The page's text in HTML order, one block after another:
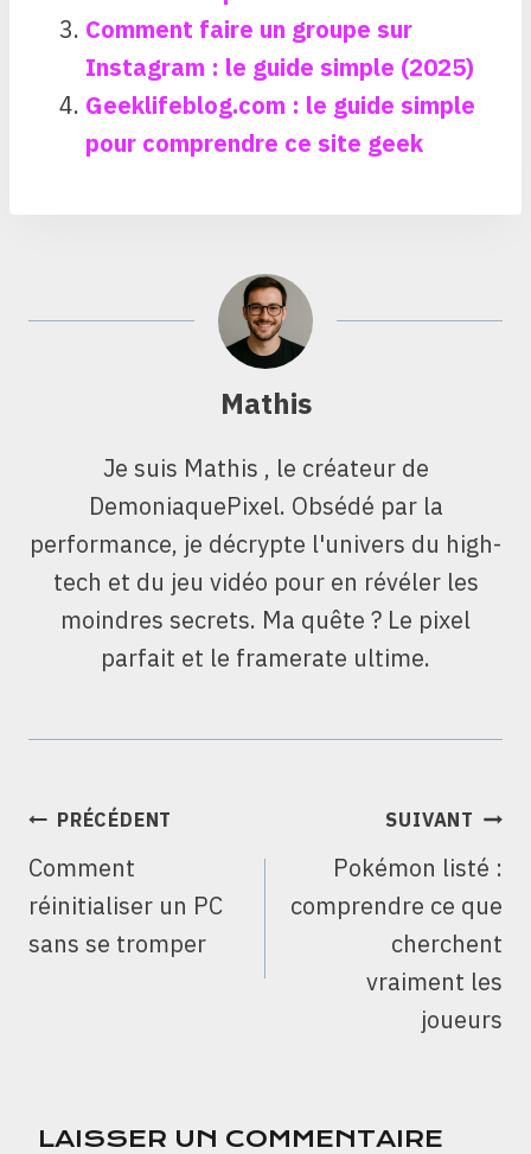
Comment faire un groupe sur
Instagram : le guide simple (2025)
Geeklifeblog.com : le guide simple
pour comprendre ce site geek
Mathis
Je suis Mathis , le créateur de
DemoniaquePixel. Obsédé par la
performance, je décrypte l'univers du high-
tech et du jeu vidéo pour en révéler les
moindres secrets. Ma quête ? Le pixel
parfait et le framerate ultime.
NAVIGATION
L’ARTICLE
PRÉCÉDENT
Comment
réinitialiser un PC
sans se tromper
SUIVANT
Pokémon listé :
comprendre ce que
cherchent
vraiment les
joueurs
LAISSER UN COMMENTAIRE